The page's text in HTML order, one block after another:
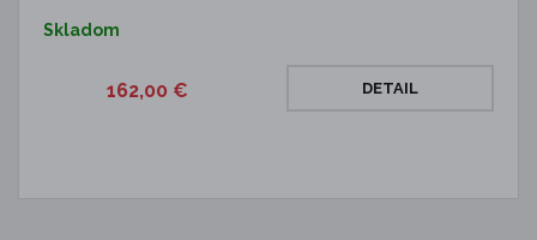
Skladom
162,00 € DETAIL